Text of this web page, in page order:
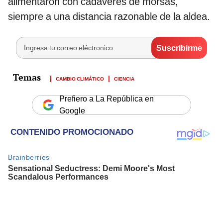
siempre a una distancia razonable de la aldea.
CAMBIO CLIMÁTICO CIENCIA
Prefiero a La República en
Google